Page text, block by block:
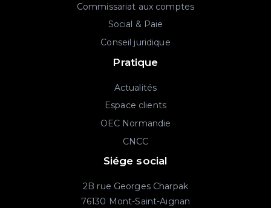
Commissariat aux comptes
Social & Paie
Conseil juridique
Pratique
Actualités
Espace clients
OEC Normandie
CNCC
Siége social
2B rue Georges Charpak
76130 Mont-Saint-Aignan